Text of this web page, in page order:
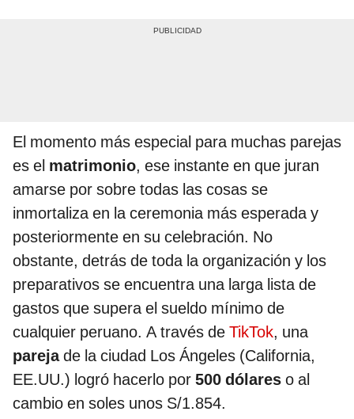
El momento más especial para muchas parejas
es el matrimonio, ese instante en que juran
amarse por sobre todas las cosas se
inmortaliza en la ceremonia más esperada y
posteriormente en su celebración. No
obstante, detrás de toda la organización y los
preparativos se encuentra una larga lista de
gastos que supera el sueldo mínimo de
cualquier peruano. A través de TikTok, una
parejade la ciudad Los Ángeles (California,
EE.UU.) logró hacerlo por 500 dólares o al
cambio en soles unos S/1.854.